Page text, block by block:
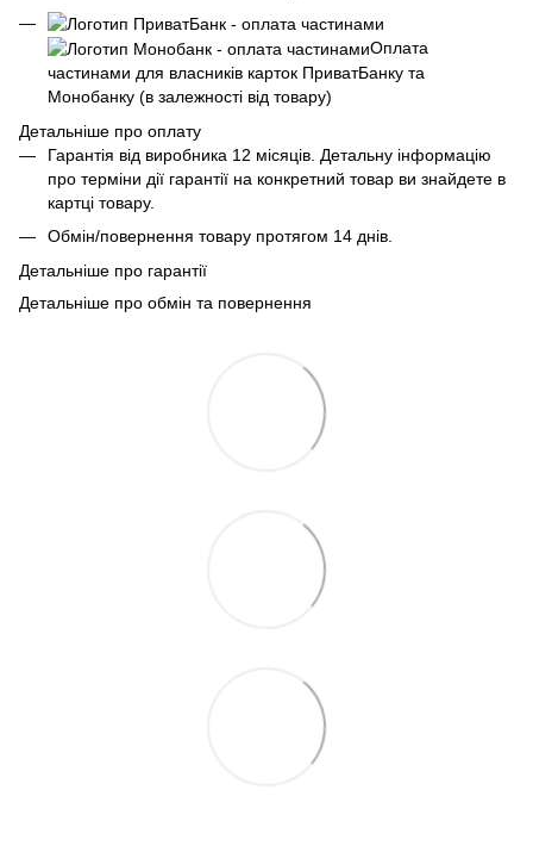
Оплата
частинами для власників карток ПриватБанку та
Монобанку (в залежності від товару)
Детальніше про оплату
Гарантія від виробника 12 місяців. Детальну інформацію
про терміни дії гарантії на конкретний товар ви знайдете в
картці товару.
Обмін/повернення товару протягом 14 днів.
Детальніше про гарантії
Детальніше про обмін та повернення